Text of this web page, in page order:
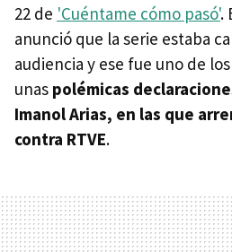
22 de 'Cuéntame cómo pasó'.
anunció que la serie estaba
audiencia y ese fue uno de
unas polémicas
Imanol Arias, en las que
contra RTVE.